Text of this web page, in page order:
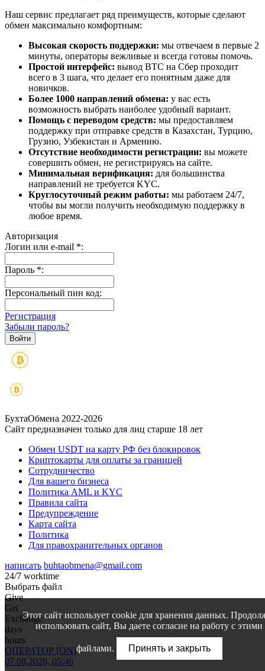
Наш сервис предлагает ряд преимуществ, которые сделают
обмен максимально комфортным:
Высокая скорость поддержки: мы отвечаем в первые 2
минуты, операторы вежливые и всегда готовы помочь.
Простой интерфейс: вывод BTC на Сбер проходит
всего в 3 шага, что делает его понятным даже для
новичков.
Более 1000 направлений обмена: у вас есть
возможность выбрать наиболее удобный вариант.
Помощь с переводом средств: мы предоставляем
поддержку при отправке средств в Казахстан, Турцию,
Грузию, Узбекистан и Армению.
Отсутствие необходимости регистрации: вы можете
совершить обмен, не регистрируясь на сайте.
Минимальная верификация: для большинства
направлений не требуется KYC.
Круглосуточный режим работы: мы работаем 24/7,
чтобы вы могли получить необходимую поддержку в
любое время.
Авторизация
Логин или e-mail *:
Пароль *:
Персональный пин код:
Регистрация
Забыли пароль?
БухтаОбмена 2022-2026
Сайт предназначен только для лиц старше 18 лет
Обмен USDT на карту РФ без блокировок
Криптокарты для оплаты за границей
Сотрудничество
Для вашего бизнеса
Политика AML и KYC
Правила сайта
Предупреждение
Карта сайта
Политика
Для правохранительных органов
написать buhtaobmena@gmail.com
24/7 worktime
Выбрать файл
Give
Get
Exchange
days
hours
ОПЕРАТОР [ON]
07.08.2026, 05:46
Этот сайт использует cookie для хранения данных.
использовать сайт, Вы даете согласие на работу с этими
файлами. Принять и закрыть